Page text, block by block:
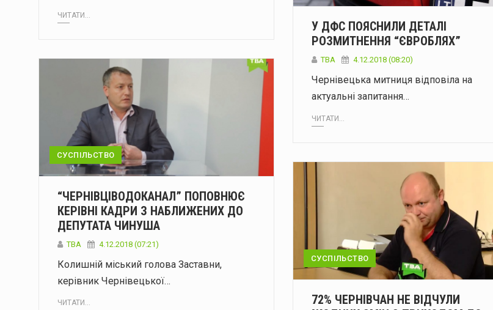
У ДФС ПОЯСНИЛИ ДЕТАЛІ
РОЗМИТНЕННЯ “ЄВРОБЛЯХ”
TBA 4.12.2018 (08:20)
Чернівецька митниця відповіла на
актуальні запитання…
ЧИТАТИ...
ЧИТАТИ...
СУСПІЛЬСТВО
“ЧЕРНІВЦІВОДОКАНАЛ” ПОПОВНЮЄ
КЕРІВНІ КАДРИ З НАБЛИЖЕНИХ ДО
ДЕПУТАТА ЧИНУША
TBA 4.12.2018 (07:21)
Колишній міський голова Заставни,
керівник Чернівецької…
ЧИТАТИ...
СУСПІЛЬСТВО
72% ЧЕРНІВЧАН НЕ ВІДЧУЛИ